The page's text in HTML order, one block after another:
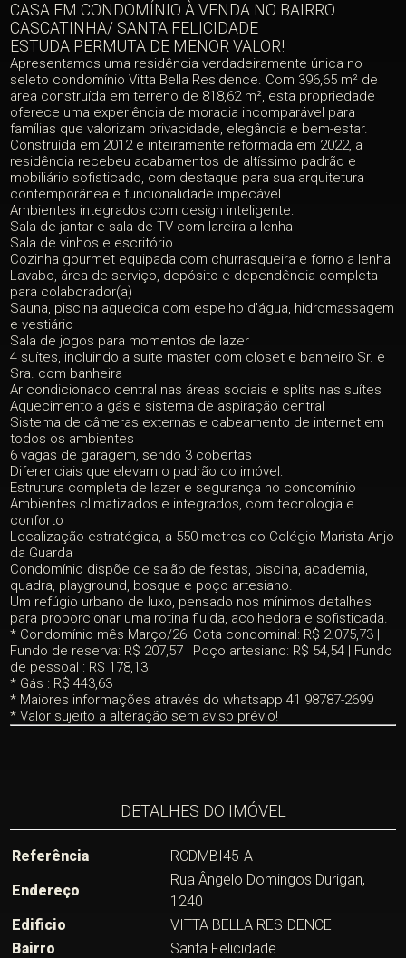
CASA EM CONDOMÍNIO À VENDA NO BAIRRO
CASCATINHA/ SANTA FELICIDADE
ESTUDA PERMUTA DE MENOR VALOR!
Apresentamos uma residência verdadeiramente única no
seleto condomínio Vitta Bella Residence. Com 396,65 m² de
área construída em terreno de 818,62 m², esta propriedade
oferece uma experiência de moradia incomparável para
famílias que valorizam privacidade, elegância e bem-estar.
Construída em 2012 e inteiramente reformada em 2022, a
residência recebeu acabamentos de altíssimo padrão e
mobiliário sofisticado, com destaque para sua arquitetura
contemporânea e funcionalidade impecável.
Ambientes integrados com design inteligente:
Sala de jantar e sala de TV com lareira a lenha
Sala de vinhos e escritório
Cozinha gourmet equipada com churrasqueira e forno a lenha
Lavabo, área de serviço, depósito e dependência completa
para colaborador(a)
Sauna, piscina aquecida com espelho d’água, hidromassagem
e vestiário
Sala de jogos para momentos de lazer
4 suítes, incluindo a suíte master com closet e banheiro Sr. e
Sra. com banheira
Ar condicionado central nas áreas sociais e splits nas suítes
Aquecimento a gás e sistema de aspiração central
Sistema de câmeras externas e cabeamento de internet em
todos os ambientes
6 vagas de garagem, sendo 3 cobertas
Diferenciais que elevam o padrão do imóvel:
Estrutura completa de lazer e segurança no condomínio
Ambientes climatizados e integrados, com tecnologia e
conforto
Localização estratégica, a 550 metros do Colégio Marista Anjo
da Guarda
Condomínio dispõe de salão de festas, piscina, academia,
quadra, playground, bosque e poço artesiano.
Um refúgio urbano de luxo, pensado nos mínimos detalhes
para proporcionar uma rotina fluida, acolhedora e sofisticada.
* Condomínio mês Março/26: Cota condominal: R$ 2.075,73 |
Fundo de reserva: R$ 207,57 | Poço artesiano: R$ 54,54 | Fundo
de pessoal : R$ 178,13
* Gás : R$ 443,63
* Maiores informações através do whatsapp 41 98787-2699
* Valor sujeito a alteração sem aviso prévio!
DETALHES DO IMÓVEL
Referência
RCDMBI45-A
Endereço
Rua Ângelo Domingos Durigan,
1240
Edificio
VITTA BELLA RESIDENCE
Bairro
Santa Felicidade